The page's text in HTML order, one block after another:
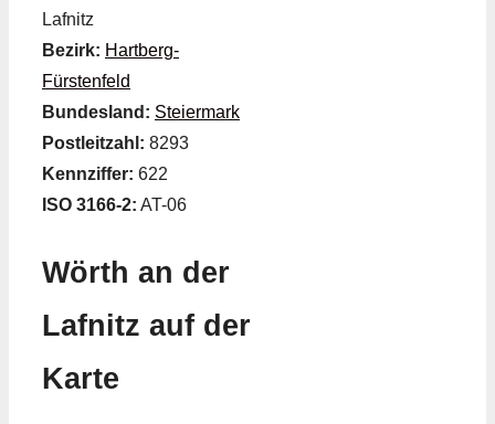
Lafnitz
Bezirk: Hartberg-
Fürstenfeld
Bundesland: Steiermark
Postleitzahl: 8293
Kennziffer: 622
ISO 3166-2: AT-06
Wörth an der
Lafnitz auf der
Karte